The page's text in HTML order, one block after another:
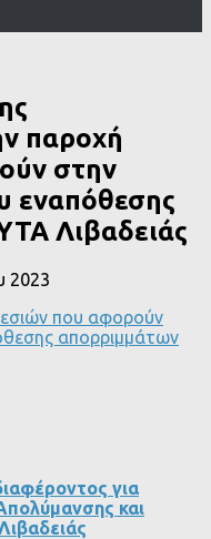
παροχή
στην
εναπόθεσης
Λιβαδειάς
2023
που αφορούν
απορριμμάτων
για
και